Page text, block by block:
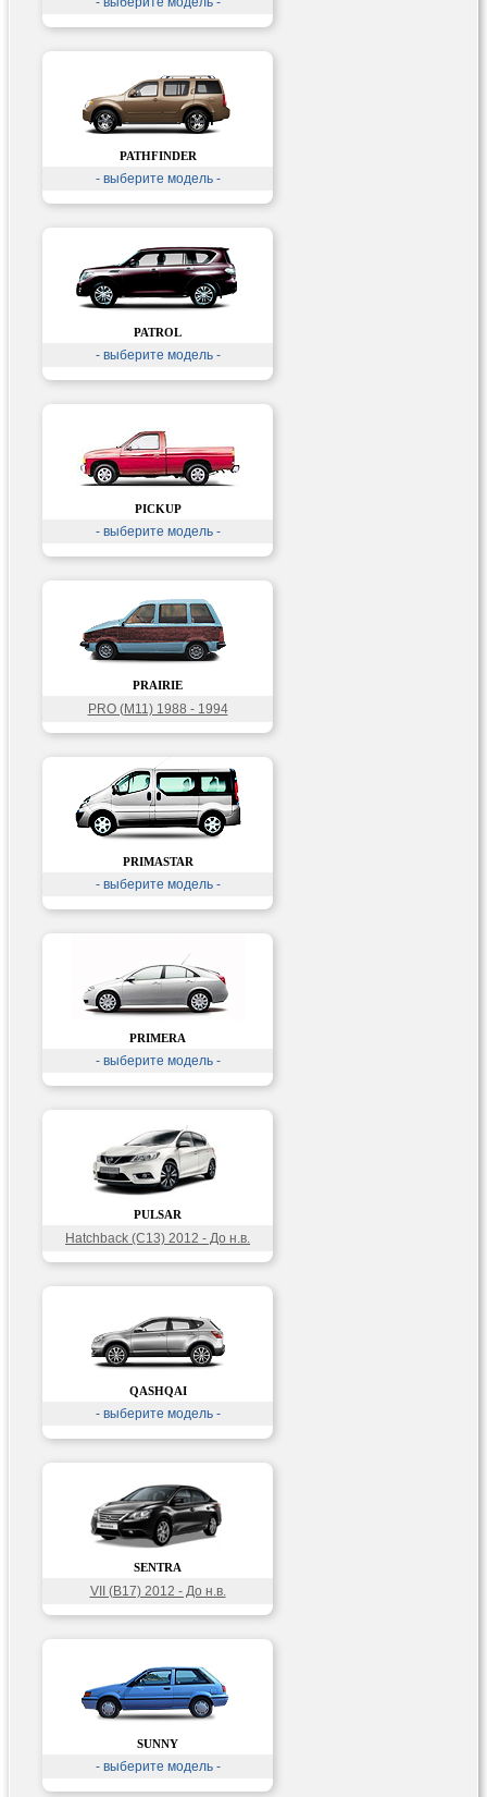
PATHFINDER
- выберите модель -
PATROL
- выберите модель -
PICKUP
- выберите модель -
PRAIRIE
PRO (M11) 1988 - 1994
PRIMASTAR
- выберите модель -
PRIMERA
- выберите модель -
PULSAR
Hatchback (C13) 2012 - До н.в.
QASHQAI
- выберите модель -
SENTRA
VII (B17) 2012 - До н.в.
SUNNY
- выберите модель -